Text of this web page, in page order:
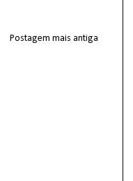
Postagem mais antiga